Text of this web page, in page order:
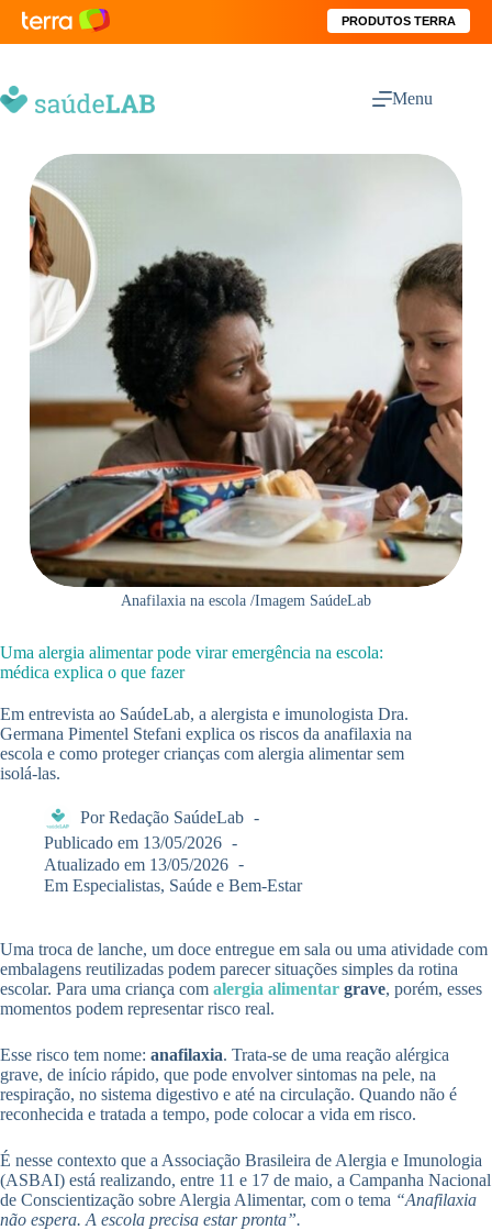
PRODUTOS TERRA
Menu
Anafilaxia na escola /Imagem SaúdeLab
Uma alergia alimentar pode virar emergência na escola:
médica explica o que fazer
Em entrevista ao SaúdeLab, a alergista e imunologista Dra.
Germana Pimentel Stefani explica os riscos da anafilaxia na
escola e como proteger crianças com alergia alimentar sem
isolá-las.
Por Redação SaúdeLab
Publicado em 13/05/2026
Atualizado em 13/05/2026
Em Especialistas, Saúde e Bem-Estar
Uma troca de lanche, um doce entregue em sala ou uma atividade com
embalagens reutilizadas podem parecer situações simples da rotina
escolar. Para uma criança com alergia alimentar grave, porém, esses
momentos podem representar risco real.
Esse risco tem nome: anafilaxia. Trata-se de uma reação alérgica
grave, de início rápido, que pode envolver sintomas na pele, na
respiração, no sistema digestivo e até na circulação. Quando não é
reconhecida e tratada a tempo, pode colocar a vida em risco.
É nesse contexto que a Associação Brasileira de Alergia e Imunologia
(ASBAI) está realizando, entre 11 e 17 de maio, a Campanha Nacional
de Conscientização sobre Alergia Alimentar, com o tema “Anafilaxia
não espera. A escola precisa estar pronta”.